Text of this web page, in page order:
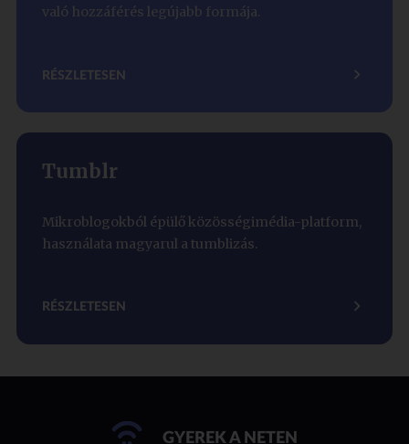
való hozzáférés legújabb formája.
RÉSZLETESEN
Tumblr
Mikroblogokból épülő közösségimédia-platform,
használata magyarul a tumblizás.
RÉSZLETESEN
GYEREK A NETEN